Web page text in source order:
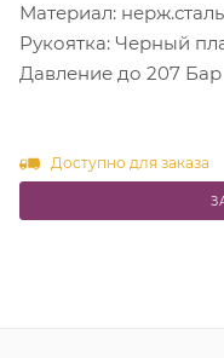
Материал:
Рукоятка: Черный
Давление до 207 Бар
Доступно для заказа